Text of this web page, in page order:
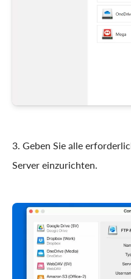
3. Geben Sie alle
Server einzurichten.